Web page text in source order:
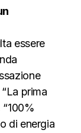
essere
prima
di energia